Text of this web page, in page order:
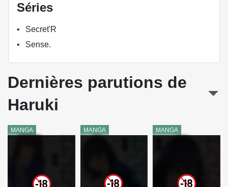
Séries
Secret'R
Sense.
Dernières parutions de
Haruki
MANGA MANGA MANGA